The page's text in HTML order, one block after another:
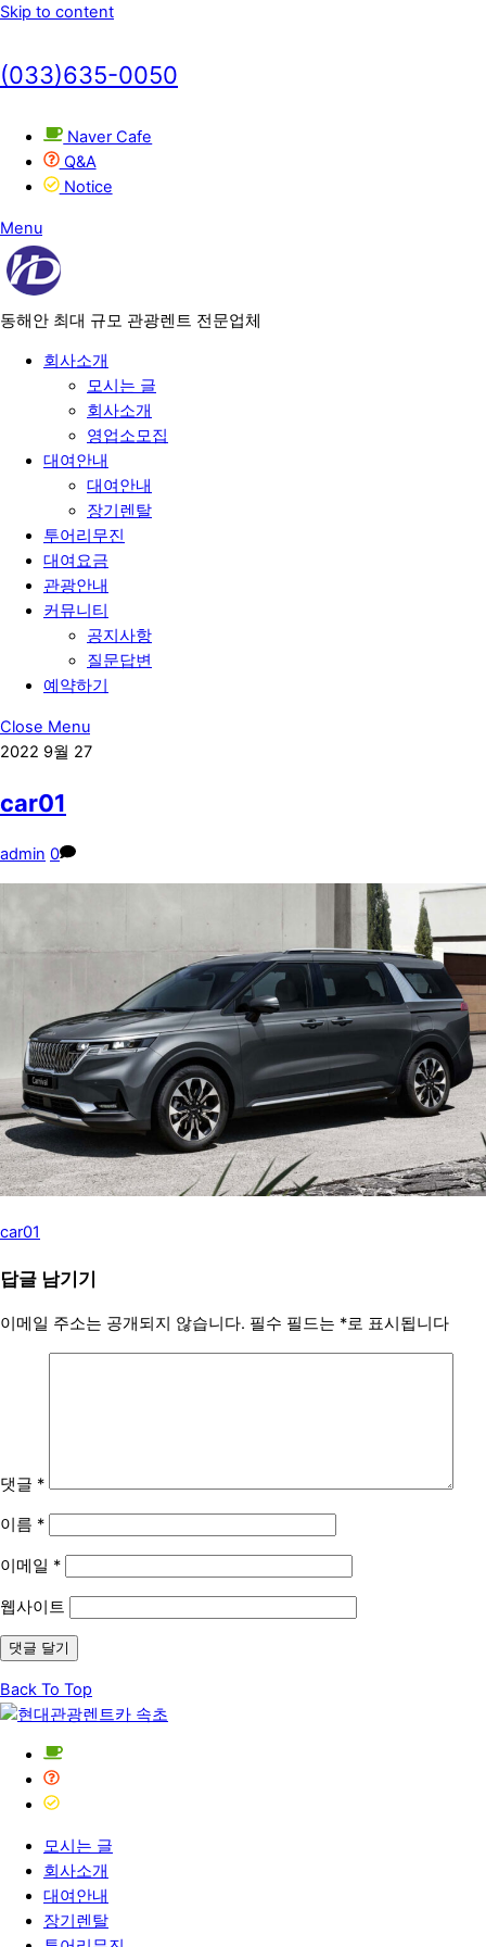
Skip to content
(033)635-0050
Naver Cafe
Q&A
Notice
Menu
동해안 최대 규모 관광렌트 전문업체
회사소개
모시는 글
회사소개
영업소모집
대여안내
대여안내
장기렌탈
투어리무진
대여요금
관광안내
커뮤니티
공지사항
질문답변
예약하기
Close Menu
2022 9월 27
car01
admin 0
car01
답글 남기기
이메일 주소는 공개되지 않습니다. 필수 필드는 *로 표시됩니다
댓글 *
이름 *
이메일 *
웹사이트
Back To Top
모시는 글
회사소개
대여안내
장기렌탈